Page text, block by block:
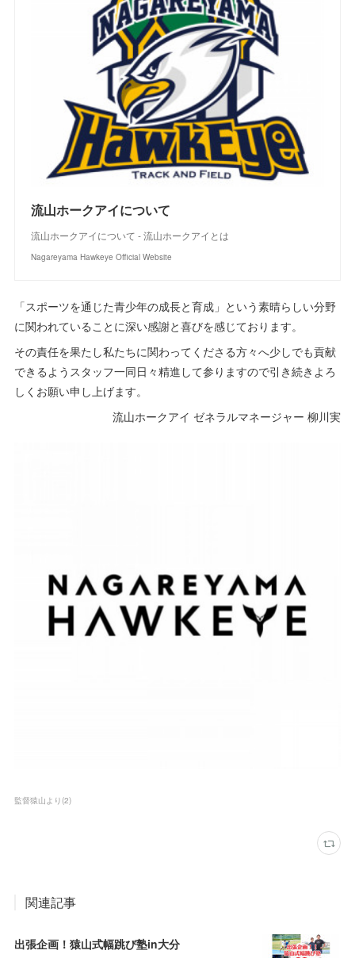
流山ホークアイについて
流山ホークアイについて - 流山ホークアイとは
Nagareyama Hawkeye Official Website
「スポーツを通じた青少年の成長と育成」という素晴らしい分野
に関われていることに深い感謝と喜びを感じております。
その責任を果たし私たちに関わってくださる方々へ少しでも貢献
できるようスタッフ一同日々精進して参りますので引き続きよろ
しくお願い申し上げます。
流山ホークアイ ゼネラルマネージャー 柳川実
監督猿山より (2)
関連記事
出張企画！猿山式幅跳び塾in大分